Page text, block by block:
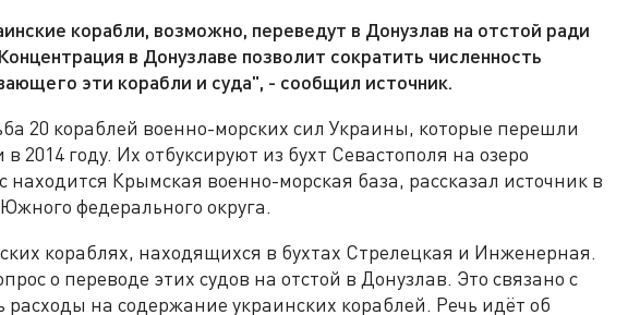
корабли, возможно, переведут в Донузлав на отстой ради
в Донузлаве позволит сократить численность
эти корабли и суда", - сообщил источник.
20 кораблей военно-морских сил Украины, которые перешли
2014 году. Их отбуксируют из бухт Севастополя на озеро
находится Крымская военно-морская база, рассказал источник в
федерального округа.
кораблях, находящихся в бухтах Стрелецкая и Инженерная.
о переводе этих судов на отстой в Донузлав. Это связано с
на содержание украинских кораблей. Речь идёт об